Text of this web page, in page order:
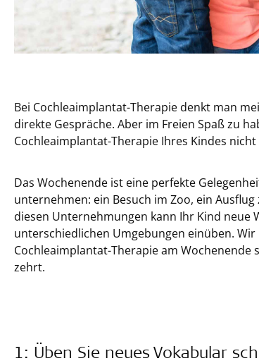
Bei Cochleaimplantat-Therapie denkt man
direkte Gespräche. Aber im Freien Spaß zu
Cochleaimplantat-Therapie Ihres Kindes
Das Wochenende ist eine perfekte
unternehmen: ein Besuch im Zoo, ein
diesen Unternehmungen kann Ihr Kind neue
unterschiedlichen Umgebungen einüben.
Cochleaimplantat-Therapie am Wochenende
zehrt.
1: Üben Sie neues Vokabular